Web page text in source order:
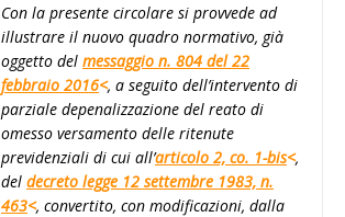
Con la presente circolare si provvede ad
illustrare il nuovo quadro normativo, già
oggetto del messaggio n. 804 del 22
febbraio 2016<, a seguito dell’intervento di
parziale depenalizzazione del reato di
omesso versamento delle ritenute
previdenziali di cui all’articolo 2, co. 1-bis<,
del decreto legge 12 settembre 1983, n.
463<, convertito, con modificazioni, dalla